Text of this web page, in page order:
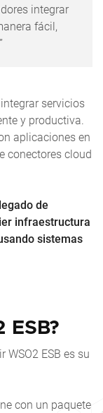
integrar
fácil,
servicios
y productiva.
aplicaciones en
conectores cloud
de
infraestructura
sistemas
ESB?
WSO2 ESB es su
con un paquete